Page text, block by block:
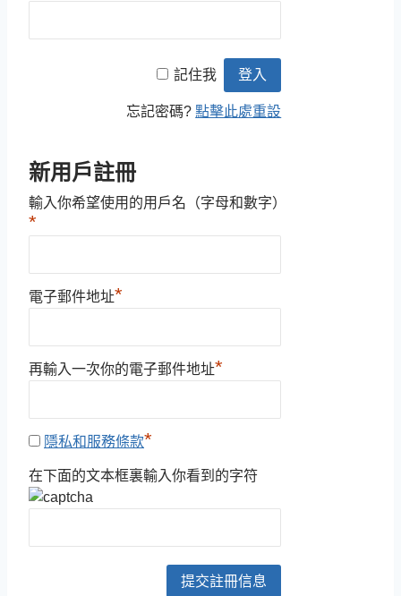
記住我
忘記密碼?點擊此處重設
新用戶註冊
輸入你希望使用的用戶名（字母和數字）
*
電子郵件地址*
再輸入一次你的電子郵件地址*
隱私和服務條款*
在下面的文本框裏輸入你看到的字符